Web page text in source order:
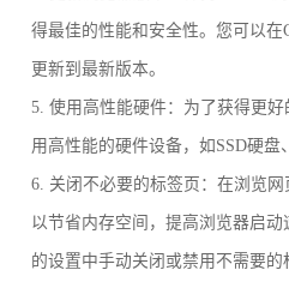
得最佳的性能和安全性。您可以在
更新到最新版本。
5. 使用高性能硬件：为了获得更
用高性能的硬件设备，如SSD硬盘
6. 关闭不必要的标签页：在浏览
以节省内存空间，提高浏览器启动
的设置中手动关闭或禁用不需要的